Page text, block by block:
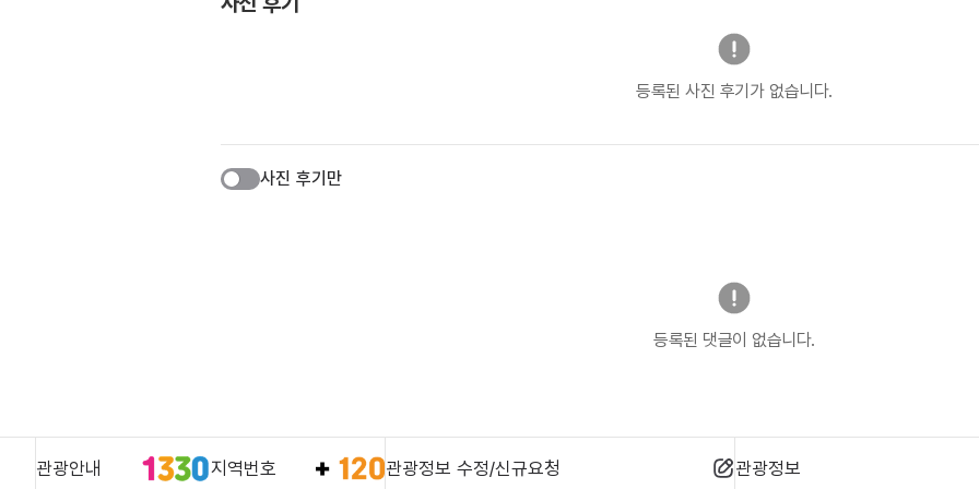
등록된 사진 후기가 없습니다.
사진 후기만
등록된 댓글이 없습니다.
관광안내 지역번호 관광정보 수정/신규요청 관광정보